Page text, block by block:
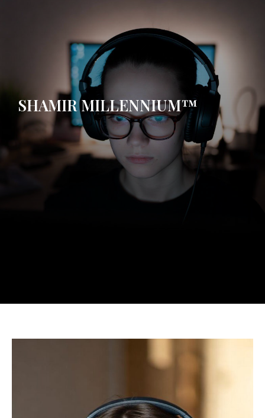
SHAMIR MILLENNIUM™